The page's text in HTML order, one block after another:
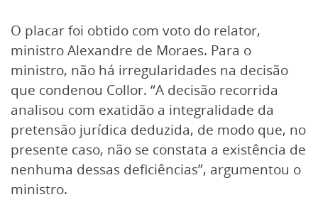
O placar foi obtido com voto do relator,
ministro Alexandre de Moraes. Para o
ministro, não há irregularidades na decisão
que condenou Collor. “A decisão recorrida
analisou com exatidão a integralidade da
pretensão jurídica deduzida, de modo que, no
presente caso, não se constata a existência de
nenhuma dessas deficiências”, argumentou o
ministro.